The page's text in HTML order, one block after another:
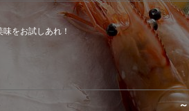
をお試しあれ！
～